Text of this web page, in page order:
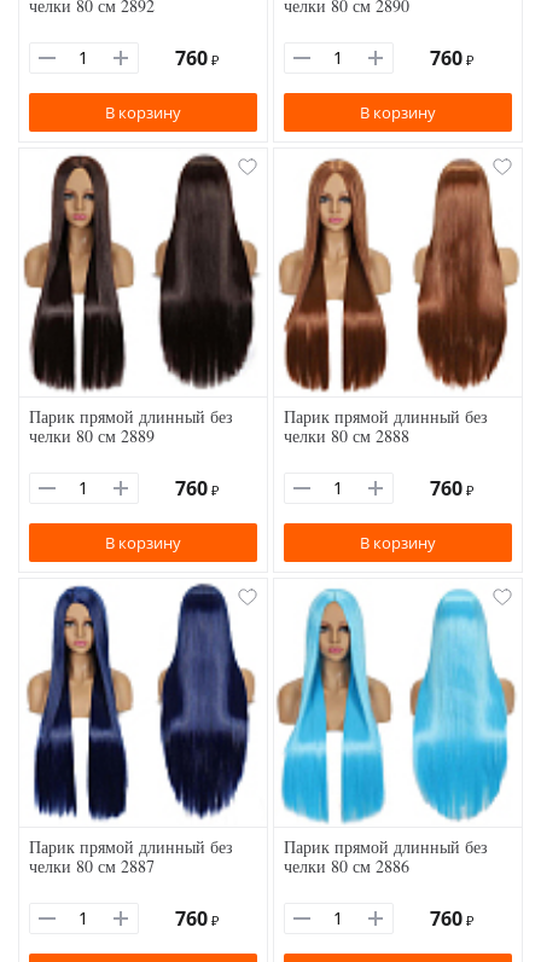
челки 80 см 2892
760 ₽
В корзину
челки 80 см 2890
760 ₽
В корзину
Парик прямой длинный без
челки 80 см 2889
760 ₽
В корзину
Парик прямой длинный без
челки 80 см 2888
760 ₽
В корзину
Парик прямой длинный без
челки 80 см 2887
760 ₽
Парик прямой длинный без
челки 80 см 2886
760 ₽